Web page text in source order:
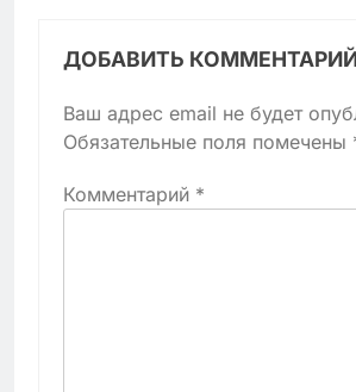
ДОБАВИТЬ
Ваш адрес email не будет
Обязательные поля помечены
Комментарий *